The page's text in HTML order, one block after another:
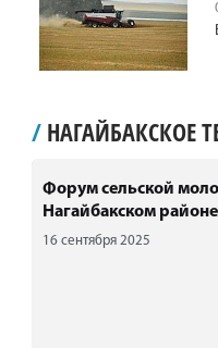
/ НАГАЙБАКСКОЕ
Форум сельской
Нагайбакском
16 сентября 2025